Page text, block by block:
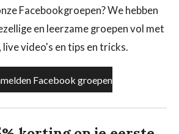
b
o
k
a
r
a
o
Facebookgroepen? We hebben
en leerzame groepen vol met
video's en tips en tricks.
Facebook groepen